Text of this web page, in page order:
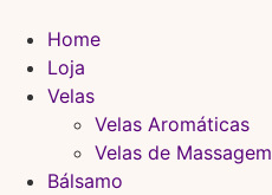
Home
Loja
Velas
Velas Aromáticas
Velas de Massagem
Bálsamo